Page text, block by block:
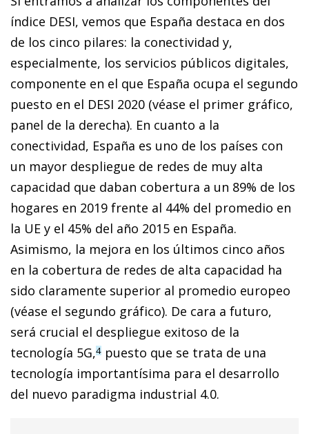
índice DESI, vemos que España destaca en dos
de los cinco pilares: la conectividad y,
especialmente, los servicios públicos digitales,
componente en el que España ocupa el segundo
puesto en el DESI 2020 (véase el primer gráfico,
panel de la derecha). En cuanto a la
conectividad, España es uno de los países con
un mayor despliegue de redes de muy alta
capacidad que daban cobertura a un 89% de los
hogares en 2019 frente al 44% del promedio en
la UE y el 45% del año 2015 en España.
Asimismo, la mejora en los últimos cinco años
en la cobertura de redes de alta capacidad ha
sido claramente superior al promedio europeo
(véase el segundo gráfico). De cara a futuro,
será crucial el despliegue exitoso de la
tecnología 5G,4 puesto que se trata de una
tecnología importantísima para el desarrollo
del nuevo paradigma industrial 4.0.